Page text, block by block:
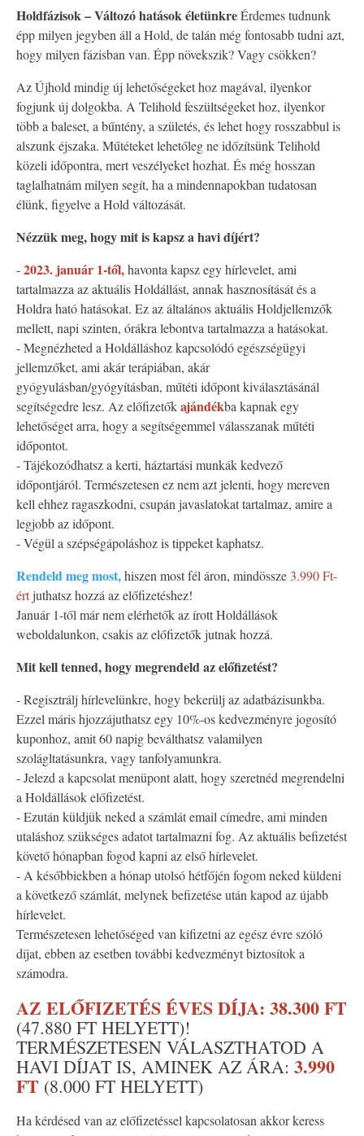
Holdfázisok – Változó hatások életünkreÉrdemes tudnunk
épp milyen jegyben áll a Hold, de talán még fontosabb tudni azt,
hogy milyen fázisban van. Épp növekszik? Vagy csökken?
Az Újhold mindig új lehetőségeket hoz magával, ilyenkor
fogjunk új dolgokba. A Telihold feszültségeket hoz, ilyenkor
több a baleset, a bűntény, a születés, és lehet hogy rosszabbul is
alszunk éjszaka. Műtéteket lehetőleg ne időzítsünk Telihold
közeli időpontra, mert veszélyeket hozhat. És még hosszan
taglalhatnám milyen segít, ha a mindennapokban tudatosan
élünk, figyelve a Hold változását.
Nézzük meg, hogy mit is kapsz a havi díjért?
-2023. január 1-től,havonta kapsz egy hírlevelet, ami
tartalmazza az aktuális Holdállást, annak hasznosítását és a
Holdra ható hatásokat. Ez az általános aktuális Holdjellemzők
mellett, napi szinten, órákra lebontva tartalmazza a hatásokat.
- Megnézheted a Holdálláshoz kapcsolódó egészségügyi
jellemzőket, ami akár terápiában, akár
gyógyulásban/gyógyításban, műtéti időpont kiválasztásánál
segítségedre lesz. Az előfizetőkajándékba kapnak egy
lehetőséget arra, hogy a segítségemmel válasszanak műtéti
időpontot.
- Tájékozódhatsz a kerti, háztartási munkák kedvező
időpontjáról. Természetesen ez nem azt jelenti, hogy mereven
kell ehhez ragaszkodni, csupán javaslatokat tartalmaz, amire a
legjobb az időpont.
- Végül a szépségápoláshoz is tippeket kaphatsz.
Rendeld meg most,hiszen most fél áron, mindössze 3.990 Ft-
értjuthatsz hozzá az előfizetéshez!
Január 1-től már nem elérhetők az írott Holdállások
weboldalunkon, csakis az előfizetők jutnak hozzá.
Mit kell tenned, hogy megrendeld az előfizetést?
- Regisztrálj hírlevelünkre, hogy bekerülj az adatbázisunkba.
Ezzel máris hjozzájuthatsz egy 10%-os kedvezményre jogosító
kuponhoz, amit 60 napig beválthatsz valamilyen
szolágltatásunkra, vagy tanfolyamunkra.
- Jelezd a kapcsolat menüpont alatt, hogy szeretnéd megrendelni
a Holdállások előfizetést.
- Ezután küldjük neked a számlát email címedre, ami minden
utaláshoz szükséges adatot tartalmazni fog. Az aktuális befizetést
követő hónapban fogod kapni az első hírlevelet.
- A későbbiekben a hónap utolsó hétfőjén fogom neked küldeni
a következő számlát, melynek befizetése után kapod az újabb
hírlevelet.
Természetesen lehetőséged van kifizetni az egész évre szóló
díjat, ebben az esetben további kedvezményt biztosítok a
számodra.
AZ ELŐFIZETÉS ÉVES DÍJA: 38.300 FT
(47.880 FT HELYETT)!
TERMÉSZETESEN VÁLASZTHATOD A
HAVI DÍJAT IS, AMINEK AZ ÁRA: 3.990
FT (8.000 FT HELYETT)
Ha kérdésed van az előfizetéssel kapcsolatosan akkor keress